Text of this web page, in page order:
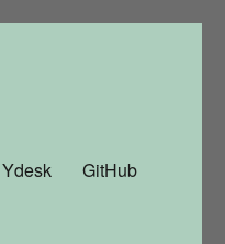
Ydesk GitHub